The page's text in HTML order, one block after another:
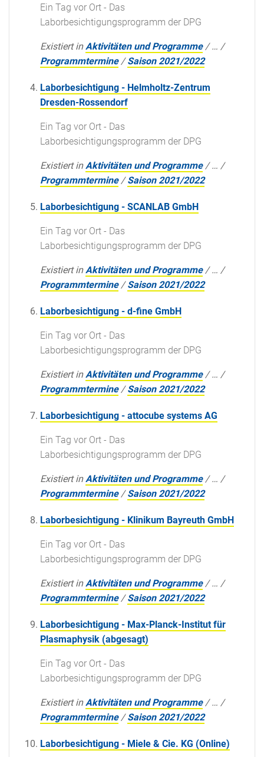
Ein Tag vor Ort - Das
Laborbesichtigungsprogramm der DPG
Existiert in Aktivitäten und Programme /… /
Programmtermine /Saison 2021/2022
Laborbesichtigung - Helmholtz-Zentrum
Dresden-Rossendorf
Ein Tag vor Ort - Das
Laborbesichtigungsprogramm der DPG
Existiert in Aktivitäten und Programme /… /
Programmtermine /Saison 2021/2022
Laborbesichtigung - SCANLAB GmbH
Ein Tag vor Ort - Das
Laborbesichtigungsprogramm der DPG
Existiert in Aktivitäten und Programme /… /
Programmtermine /Saison 2021/2022
Laborbesichtigung - d-fine GmbH
Ein Tag vor Ort - Das
Laborbesichtigungsprogramm der DPG
Existiert in Aktivitäten und Programme /… /
Programmtermine /Saison 2021/2022
Laborbesichtigung - attocube systems AG
Ein Tag vor Ort - Das
Laborbesichtigungsprogramm der DPG
Existiert in Aktivitäten und Programme /… /
Programmtermine /Saison 2021/2022
Laborbesichtigung - Klinikum Bayreuth GmbH
Ein Tag vor Ort - Das
Laborbesichtigungsprogramm der DPG
Existiert in Aktivitäten und Programme /… /
Programmtermine /Saison 2021/2022
Laborbesichtigung - Max-Planck-Institut für
Plasmaphysik (abgesagt)
Ein Tag vor Ort - Das
Laborbesichtigungsprogramm der DPG
Existiert in Aktivitäten und Programme /… /
Programmtermine /Saison 2021/2022
Laborbesichtigung - Miele & Cie. KG (Online)